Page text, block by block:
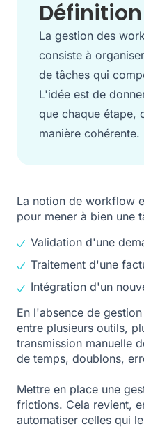
Définition
La gestion des
consiste à
de tâches qui
L'idée est de
que chaque étape,
manière cohérente.
La notion de workflow
pour mener à bien une
Validation d'une
Traitement d'une
Intégration d'un
En l'absence de
entre plusieurs outils,
transmission manuelle
de temps, doublons,
Mettre en place une
frictions. Cela revient,
automatiser celles qui